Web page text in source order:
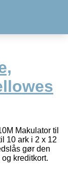
Makulator til
10 ark i 2 x 12
gør den
kreditkort.